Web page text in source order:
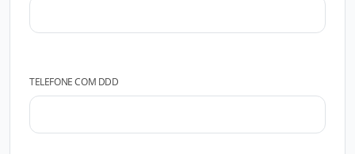
TELEFONE COM DDD